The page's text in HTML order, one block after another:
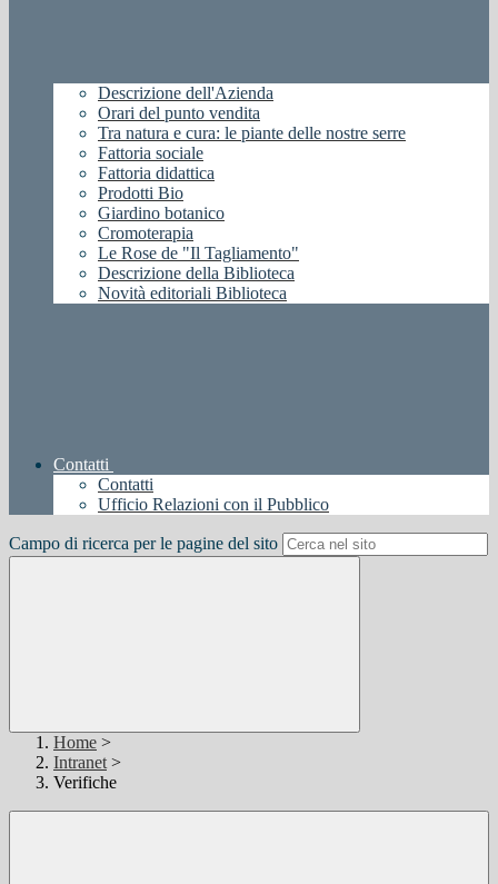
Descrizione dell'Azienda
Orari del punto vendita
Tra natura e cura: le piante delle nostre serre
Fattoria sociale
Fattoria didattica
Prodotti Bio
Giardino botanico
Cromoterapia
Le Rose de "Il Tagliamento"
Descrizione della Biblioteca
Novità editoriali Biblioteca
Contatti
Contatti
Ufficio Relazioni con il Pubblico
Campo di ricerca per le pagine del sito
Home >
Intranet >
Verifiche